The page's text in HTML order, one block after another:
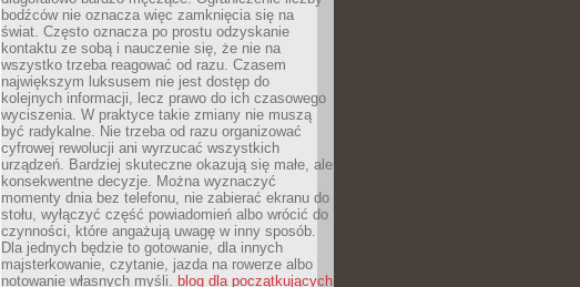
bodźców nie oznacza więc zamknięcia się na
świat. Często oznacza po prostu odzyskanie
kontaktu ze sobą i nauczenie się, że nie na
wszystko trzeba reagować od razu. Czasem
największym luksusem nie jest dostęp do
kolejnych informacji, lecz prawo do ich czasowego
wyciszenia. W praktyce takie zmiany nie muszą
być radykalne. Nie trzeba od razu organizować
cyfrowej rewolucji ani wyrzucać wszystkich
urządzeń. Bardziej skuteczne okazują się małe, ale
konsekwentne decyzje. Można wyznaczyć
momenty dnia bez telefonu, nie zabierać ekranu do
stołu, wyłączyć część powiadomień albo wrócić do
czynności, które angażują uwagę w inny sposób.
Dla jednych będzie to gotowanie, dla innych
majsterkowanie, czytanie, jazda na rowerze albo
notowanie własnych myśli. blog dla początkujących